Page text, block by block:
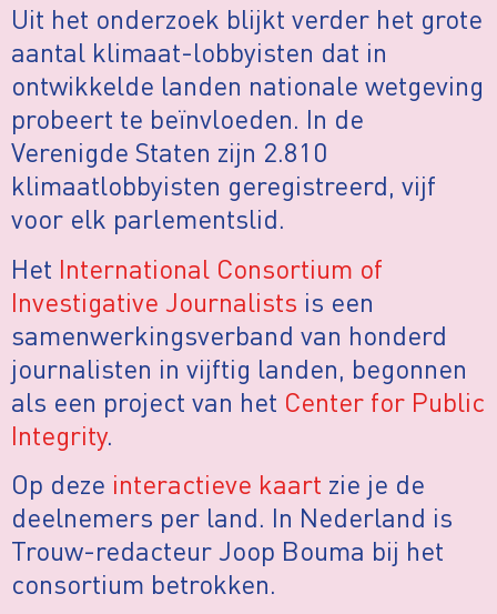
Uit het onderzoek blijkt verder het grote
aantal klimaat-lobbyisten dat in
ontwikkelde landen nationale wetgeving
probeert te beïnvloeden. In de
Verenigde Staten zijn 2.810
klimaatlobbyisten geregistreerd, vijf
voor elk parlementslid.
Het International Consortium of
Investigative Journalists is een
samenwerkingsverband van honderd
journalisten in vijftig landen, begonnen
als een project van het Center for Public
Integrity.
Op deze interactieve kaart zie je de
deelnemers per land. In Nederland is
Trouw-redacteur Joop Bouma bij het
consortium betrokken.